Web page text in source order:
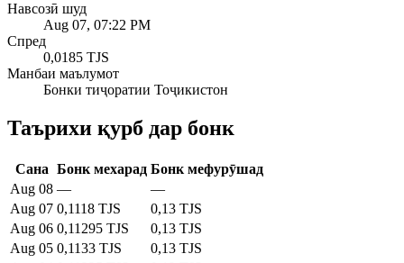
Навсозӣ шуд
Aug 07, 07:22 PM
Спред
0,0185 TJS
Манбаи маълумот
Бонки тиҷоратии Тоҷикистон
Таърихи қурб дар бонк
Сана Бонк мехарад Бонк мефурӯшад
Aug 08 —
—
Aug 07 0,1118 TJS
0,13 TJS
Aug 06 0,11295 TJS
0,13 TJS
Aug 05 0,1133 TJS
0,13 TJS